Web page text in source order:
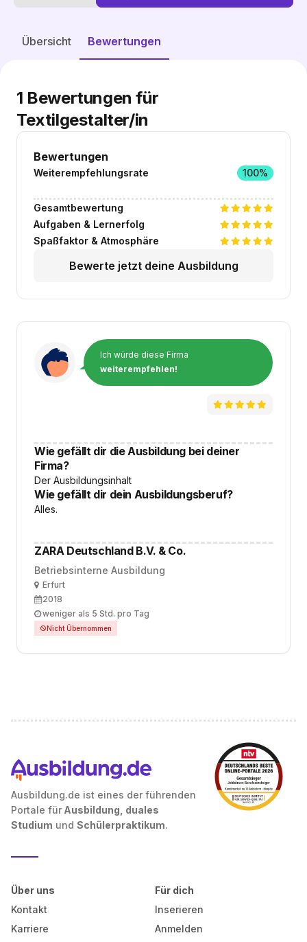
Übersicht BewertungenÄhnliche Stellen entdecken
Bewertungen
Weiterempfehlungsrate 100%
Gesamtbewertung
Aufgaben & Lernerfolg
Spaßfaktor & Atmosphäre
Bewerte jetzt deine Ausbildung
1 Bewertungen für
Textilgestalter/in
Ich würde diese Firma
weiterempfehlen!
Wie gefällt dir die Ausbildung bei deiner
Firma?
Der Ausbildungsinhalt
Wie gefällt dir dein Ausbildungsberuf?
Alles.
ZARA Deutschland B.V. & Co.
Betriebsinterne Ausbildung
OrtErfurt
Ausbildungsbeginn
2018
Arbeitszeit
weniger als 5 Std. pro Tag
Nicht Übernommen
Ausbildung.de ist eines der führenden
Portale für Ausbildung, duales
Studium und Schülerpraktikum.
Über uns
Kontakt
Karriere
Für dich
Inserieren
Anmelden